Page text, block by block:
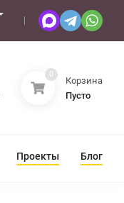
0
Корзина
Пусто
Проекты Блог